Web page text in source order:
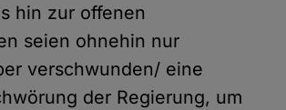
hin zur offenen
seien ohnehin nur
verschwunden/ eine
der Regierung, um